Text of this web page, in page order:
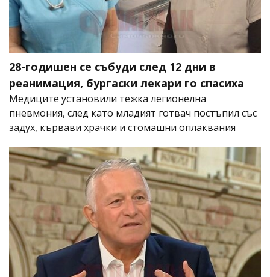
28-годишен се събуди след 12 дни в
реанимация, бургаски лекари го спасиха
Медиците установили тежка легионелна
пневмония, след като младият готвач постъпил със
задух, кървави храчки и стомашни оплаквания